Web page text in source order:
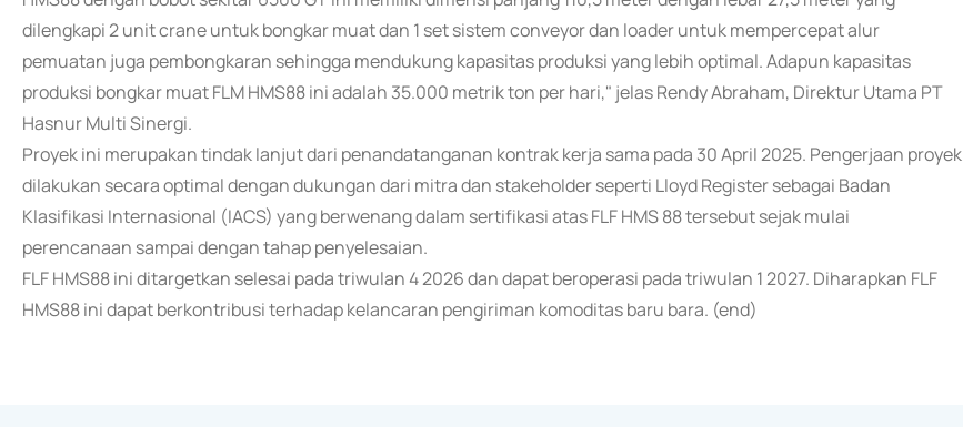
dilengkapi 2 unit crane untuk bongkar muat dan 1 set sistem conveyor dan loader untuk mempercepat alur
pemuatan juga pembongkaran sehingga mendukung kapasitas produksi yang lebih optimal. Adapun kapasitas
produksi bongkar muat FLM HMS88 ini adalah 35.000 metrik ton per hari," jelas Rendy Abraham, Direktur Utama PT
Hasnur Multi Sinergi.
Proyek ini merupakan tindak lanjut dari penandatanganan kontrak kerja sama pada 30 April 2025. Pengerjaan proyek
dilakukan secara optimal dengan dukungan dari mitra dan stakeholder seperti Lloyd Register sebagai Badan
Klasifikasi Internasional (IACS) yang berwenang dalam sertifikasi atas FLF HMS 88 tersebut sejak mulai
perencanaan sampai dengan tahap penyelesaian.
FLF HMS88 ini ditargetkan selesai pada triwulan 4 2026 dan dapat beroperasi pada triwulan 1 2027. Diharapkan FLF
HMS88 ini dapat berkontribusi terhadap kelancaran pengiriman komoditas baru bara. (end)